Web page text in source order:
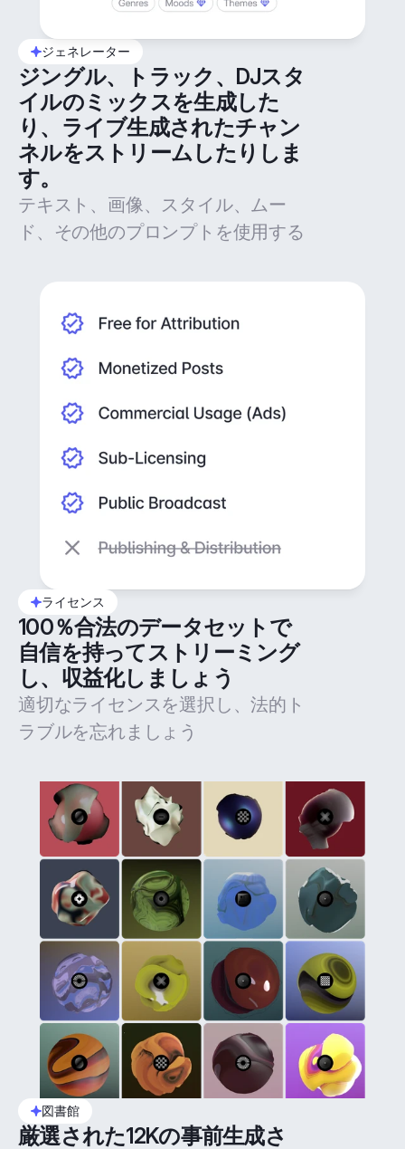
ジェネレーター
ジングル、トラック、DJスタ
イルのミックスを生成した
り、ライブ生成されたチャン
ネルをストリームしたりしま
す。
テキスト、画像、スタイル、ムー
ド、その他のプロンプトを使用する
ライセンス
100％合法のデータセットで
自信を持ってストリーミング
し、収益化しましょう
適切なライセンスを選択し、法的ト
ラブルを忘れましょう
図書館
厳選された12Kの事前生成さ